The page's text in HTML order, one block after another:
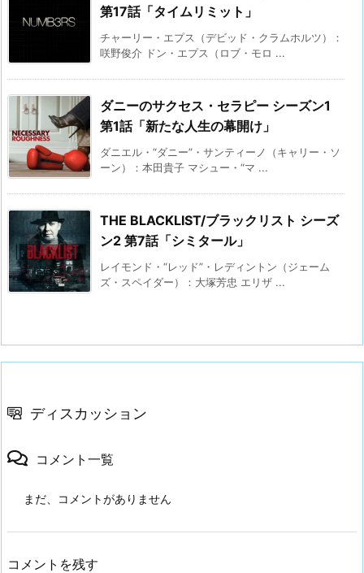
第17話「タイムリミット」
チャーリー・エプス（デビッド・クラムホルツ）：
咲野俊介 ドン・エプス（ロブ・モロ ...
ダニーのサクセス・セラピー シーズン1
第1話「新たな人生の幕開け」
ダニエル・“ダニー”・サンティーノ（キャリー・ソ
ーン）：本田貴子 マシュー・“マ ...
THE BLACKLIST/ブラックリスト シーズ
ン2 第7話「シミタール」
レイモンド・“レッド”・レディントン（ジェーム
ズ・スペイダー）：大塚芳忠 エリザ ...
ディスカッション
コメント一覧
まだ、コメントがありません
コメントを残す